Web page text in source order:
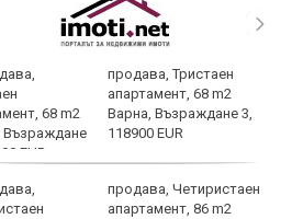
продава, Тристаен
апартамент, 68 m2
Варна, Възраждане 3,
118900 EUR
продава, Четиристаен
апартамент, 86 m2